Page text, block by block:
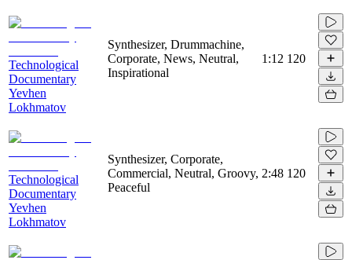
Technological
Documentary
Yevhen
Lokhmatov
Synthesizer, Drummachine,
Corporate, News, Neutral,
Inspirational
1:12 120
Technological
Documentary
Yevhen
Lokhmatov
Synthesizer, Corporate,
Commercial, Neutral, Groovy,
Peaceful
2:48 120